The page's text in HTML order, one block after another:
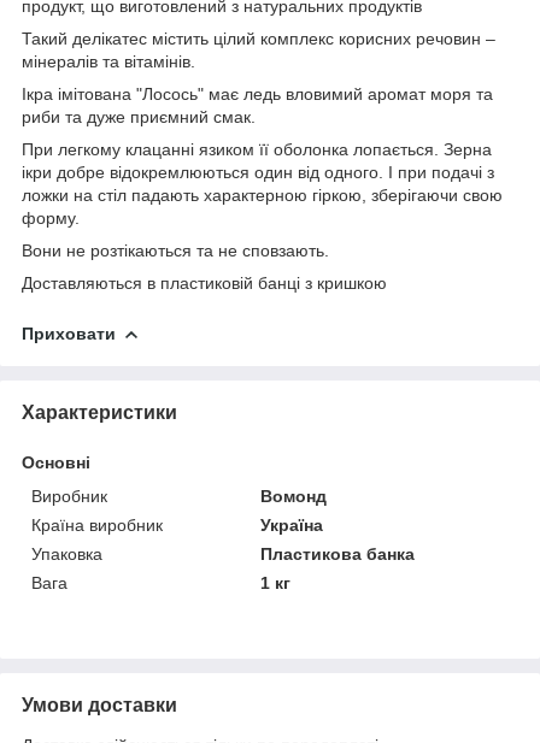
продукт, що виготовлений з натуральних продуктів
Такий делікатес містить цілий комплекс корисних речовин –
мінералів та вітамінів.
Ікра імітована "Лосось" має ледь вловимий аромат моря та
риби та дуже приємний смак.
При легкому клацанні язиком її оболонка лопається. Зерна
ікри добре відокремлюються один від одного. І при подачі з
ложки на стіл падають характерною гіркою, зберігаючи свою
форму.
Вони не розтікаються та не сповзають.
Доставляються в пластиковій банці з кришкою
Приховати
Характеристики
Основні
Виробник
Вомонд
Країна виробник
Україна
Упаковка
Пластикова банка
Вага
1 кг
Умови доставки